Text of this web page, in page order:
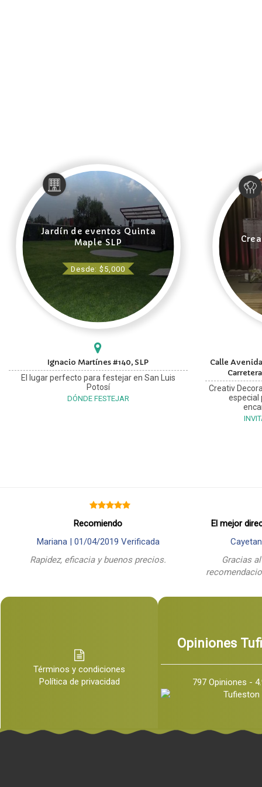
Jardín de eventos Quinta
Maple SLP
Desde: $5,000
Ignacio Martínes #140, SLP
El lugar perfecto para festejar en San Luis
Potosí
DÓNDE FESTEJAR
Calle
Creativ
especial
Recomiendo
Mariana | 01/04/2019 Verificada
Rapidez, eficacia y buenos precios.
El mejor
Gracias
Términos y condiciones
Política de privacidad
Opiniones
797 Opiniones -